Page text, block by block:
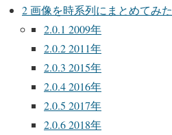
2画像を時系列にまとめてみた
2.0.1 2009年
2.0.22011年
2.0.3 2015年
2.0.42016年
2.0.5 2017年
2.0.62018年